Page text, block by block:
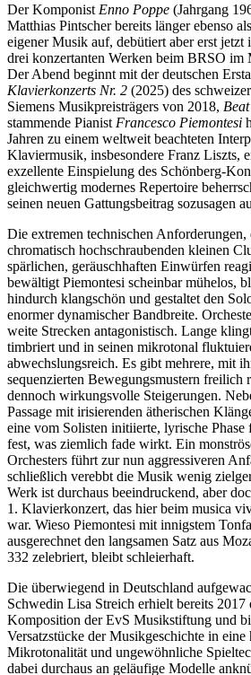
Der Komponist Enno Poppe (Jahrgang
Matthias Pintscher bereits länger ebenso
eigener Musik auf, debütiert aber erst
drei konzertanten Werken beim BRSO im
Der Abend beginnt mit der deutschen
Klavierkonzerts Nr. 2 (2025) des
Siemens Musikpreisträgers von 2018,
stammende Pianist Francesco Piemontesi
Jahren zu einem weltweit beachteten
Klaviermusik, insbesondere Franz Liszts,
exzellente Einspielung des Schönberg-
gleichwertig modernes Repertoire
seinen neuen Gattungsbeitrag sozusagen
Die extremen technischen
chromatisch hochschraubenden kleinen
spärlichen, geräuschhaften Einwürfen
bewältigt Piemontesi scheinbar mühelos,
hindurch klangschön und gestaltet den
enormer dynamischer Bandbreite.
weite Strecken antagonistisch. Lange
timbriert und in seinen mikrotonal
abwechslungsreich. Es gibt mehrere, mit
sequenzierten Bewegungsmustern freilich
dennoch wirkungsvolle Steigerungen.
Passage mit irisierenden ätherischen
eine vom Solisten initiierte, lyrische Phase
fest, was ziemlich fade wirkt. Ein
Orchesters führt zur nun aggressiveren
schließlich verebbt die Musik wenig
Werk ist durchaus beeindruckend, aber
1. Klavierkonzert, das hier beim musica
war. Wieso Piemontesi mit innigstem
ausgerechnet den langsamen Satz aus
332 zelebriert, bleibt schleierhaft.
Die überwiegend in Deutschland
Schwedin Lisa Streich erhielt bereits 2017
Komposition der EvS Musikstiftung und
Versatzstücke der Musikgeschichte in
Mikrotonalität und ungewöhnliche
dabei durchaus an geläufige Modelle